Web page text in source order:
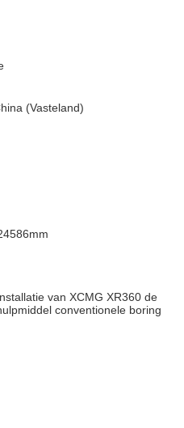
(Vasteland)
van XCMG XR360 de
conventionele boring